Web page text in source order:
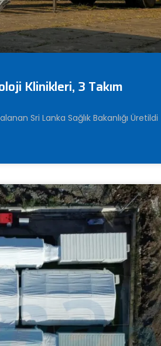
Klinikleri, 3 Takım
Sri Lanka Sağlık Bakanlığı Üretildi